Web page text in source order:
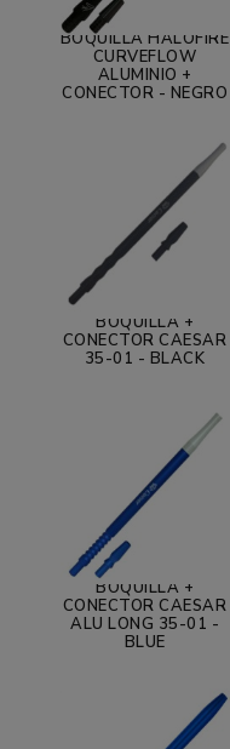
BOQUILLA HALOFIRE
CURVEFLOW
ALUMINIO +
CONECTOR - NEGRO
BOQUILLA +
CONECTOR CAESAR
35-01 - BLACK
BOQUILLA +
CONECTOR CAESAR
ALU LONG 35-01 -
BLUE